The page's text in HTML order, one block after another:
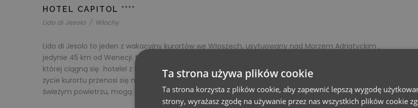
HOTEL CAPITOL ****
Lido di Jesolo / Włochy
Lido di Jesolo to jeden z wakacyjny kurortów we Włoszech, usytuowany nad Morzem Adriatyckim ,
jedynie 45 km od Wenecji. Miejscowość słynie z piętnastokilometrowej, piaszczystej plaży, wzdłuż
której ciągną się hotelel z basenami, wakacyjne apartamenty i restauracje. Wieczorem i nocą
życie kurortu przenosi się na trzynastokilometrowy deptak.. Ci, którzy pragną aktywności na
świeżym powietrzu, mogą […]
Ta strona używa plików cookie
Ta strona korzysta z plików cookie, aby zapewnić lepszą wygodę
strony, wyrażasz zgodę na używanie przez nas wszystkich plików cookie